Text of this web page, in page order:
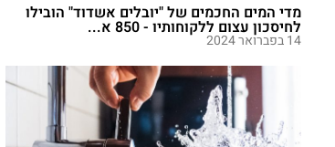
מדי המים החכמים של "יובלים אשדוד" הובילו
לחיסכון עצום ללקוחותיו - 850 א...
14 בפברואר 2024